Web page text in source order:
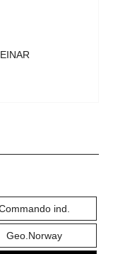
ind.
Geo.Norway